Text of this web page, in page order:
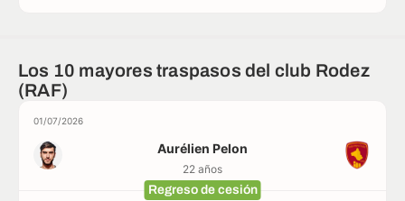
Los 10 mayores traspasos del club Rodez
(RAF)
01/07/2026
Aurélien Pelon
22 años
Regreso de cesión